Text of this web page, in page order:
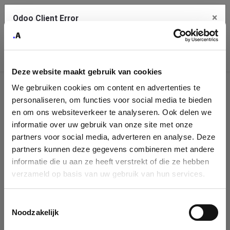
Deze website maakt gebruik van cookies
We gebruiken cookies om content en advertenties te
personaliseren, om functies voor social media te bieden
en om ons websiteverkeer te analyseren. Ook delen we
informatie over uw gebruik van onze site met onze
partners voor social media, adverteren en analyse. Deze
partners kunnen deze gegevens combineren met andere
informatie die u aan ze heeft verstrekt of die ze hebben
verzameld op basis van uw gebruik van hun services.
Noodzakelijk
Company
Identification
Please fill in your company details
You can search a company in our database by name, VAT or
enterprise ID. When a company is selected it will auto-complete the
form. If you don't find your company in our database, you can create
Odoo Client Error ×
service.
See details
Ok